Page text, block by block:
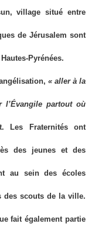
village situé entre
de Jérusalem sont
Pyrénées.
« aller à la
l’Évangile partout où
Les Fraternités ont
des jeunes et des
au sein des écoles
des scouts de la ville.
fait également partie